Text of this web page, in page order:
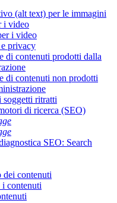
(alt text) per le immagini
i video
i video
privacy
di contenuti prodotti dalla
di contenuti non prodotti
soggetti ritratti
di ricerca (SEO)
SEO: Search
dei contenuti
contenuti